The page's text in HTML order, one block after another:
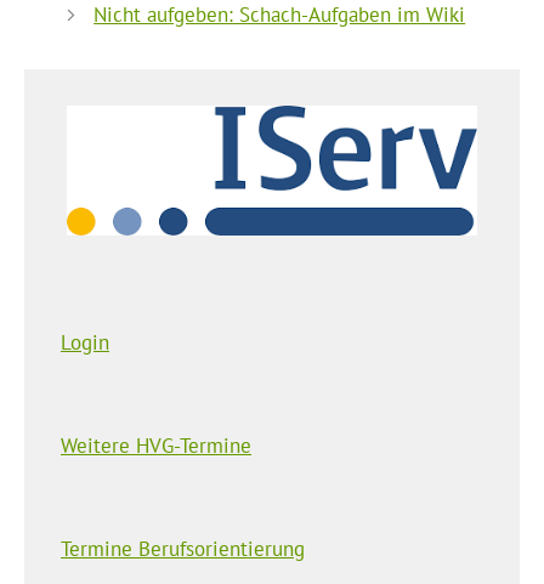
Nicht aufgeben: Schach-Aufgaben im Wiki
Login
Weitere HVG-Termine
Termine Berufsorientierung